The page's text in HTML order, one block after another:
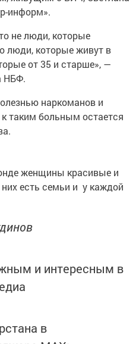
информ».
не люди, которые
люди, которые живут в
от 35 и старше», —
НБФ.
наркоманов и
таким больным остается
женщины красивые и
есть семьи и у каждой
и интересным в
в